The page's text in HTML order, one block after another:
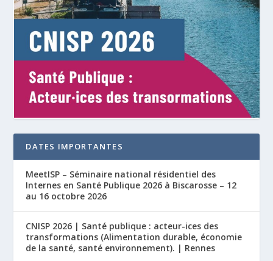
DATES IMPORTANTES
MeetISP – Séminaire national résidentiel des
Internes en Santé Publique 2026 à Biscarosse – 12
au 16 octobre 2026
CNISP 2026 | Santé publique : acteur-ices des
transformations (Alimentation durable, économie
de la santé, santé environnement). | Rennes